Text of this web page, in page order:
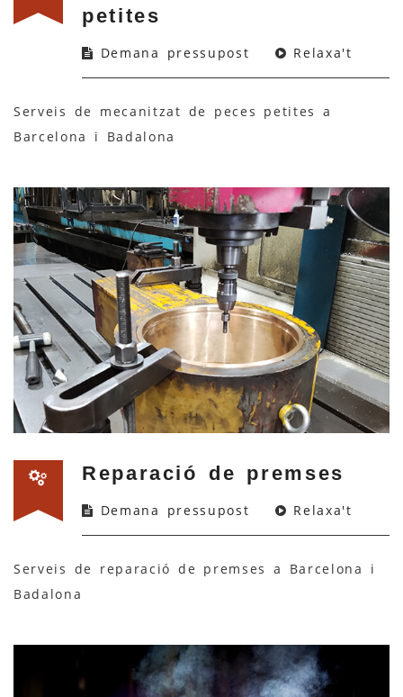
petites
Demana pressupost Relaxa't
Serveis de mecanitzat de peces petites a
Barcelona i Badalona
Reparació de premses
Demana pressupost Relaxa't
Serveis de reparació de premses a Barcelona i
Badalona